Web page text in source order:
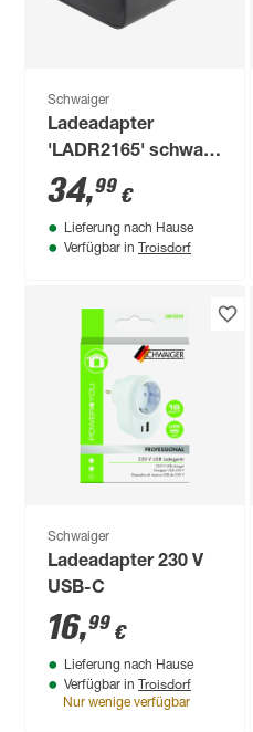
Schwaiger
Ladeadapter
'LADR2165' schwarz
65 W
34,99 €
Lieferung nach Hause
Verfügbar in Troisdorf
Schwaiger
Ladeadapter 230 V
USB-C
16,99 €
Lieferung nach Hause
Verfügbar in Troisdorf
Nur wenige verfügbar